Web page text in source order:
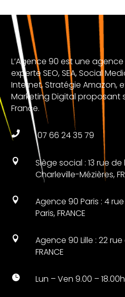
L’Agence 90 est une
experte SEO, SEA, Social
Internet, Stratégie Amazon,
Marketing Digital proposant
France.
 07 66 24 35 79

Siège social : 13 rue
Charleville-Mézières,

Agence 90 Paris : 4
Paris, FRANCE

Agence 90 Lille : 22
FRANCE
 Lun – Ven 9.00 – 18.00h